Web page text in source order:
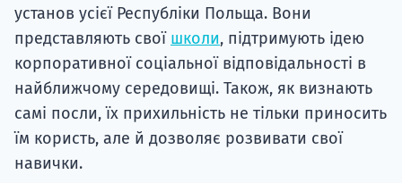
установ усієї Республіки Польща. Вони
представляють свої школи, підтримують ідею
корпоративної соціальної відповідальності в
найближчому середовищі. Також, як визнають
самі посли, їх прихильність не тільки приносить
їм користь, але й дозволяє розвивати свої
навички.